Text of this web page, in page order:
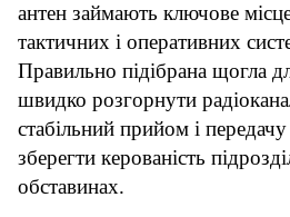
антен займають ключове
тактичних і оперативних
Правильно підібрана щогла
швидко розгорнути
стабільний прийом і
зберегти керованість
обставинах.